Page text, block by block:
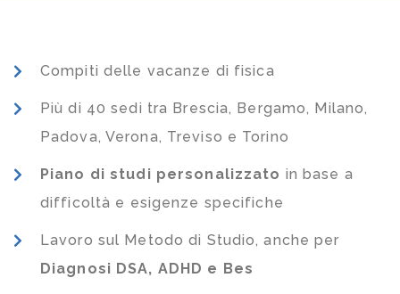
Compiti delle vacanze di fisica
Più di 40 sedi tra Brescia, Bergamo, Milano,
Padova, Verona, Treviso e Torino
Piano di studi personalizzato in base a
difficoltà e esigenze specifiche
Lavoro sul Metodo di Studio, anche per
Diagnosi DSA, ADHD e Bes